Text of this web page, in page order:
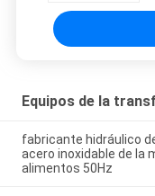
Equipos de la
fabricante hidráulico
acero inoxidable de la
alimentos 50Hz